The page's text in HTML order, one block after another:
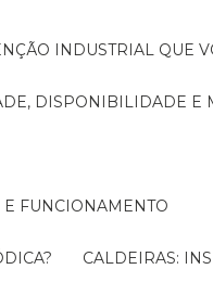
INDUSTRIAL QUE
DISPONIBILIDADE
E FUNCIONAMENTO
CALDEIRAS: